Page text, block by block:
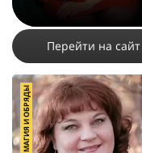
Перейти на сайт
МАГИЯ И ОБРЯДЫ